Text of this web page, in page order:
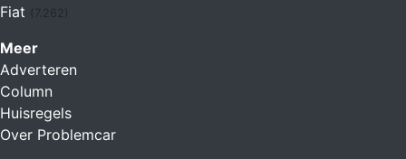
Fiat (7.262)
Meer
Adverteren
Column
Huisregels
Over Problemcar